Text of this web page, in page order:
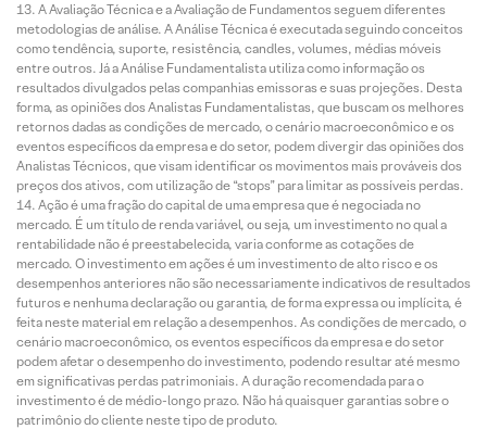
A Avaliação Técnica e a Avaliação de Fundamentos seguem diferentes
metodologias de análise. A Análise Técnica é executada seguindo conceitos
como tendência, suporte, resistência, candles, volumes, médias móveis
entre outros. Já a Análise Fundamentalista utiliza como informação os
resultados divulgados pelas companhias emissoras e suas projeções. Desta
forma, as opiniões dos Analistas Fundamentalistas, que buscam os melhores
retornos dadas as condições de mercado, o cenário macroeconômico e os
eventos específicos da empresa e do setor, podem divergir das opiniões dos
Analistas Técnicos, que visam identificar os movimentos mais prováveis dos
preços dos ativos, com utilização de “stops” para limitar as possíveis perdas.
Ação é uma fração do capital de uma empresa que é negociada no
mercado. É um título de renda variável, ou seja, um investimento no qual a
rentabilidade não é preestabelecida, varia conforme as cotações de
mercado. O investimento em ações é um investimento de alto risco e os
desempenhos anteriores não são necessariamente indicativos de resultados
futuros e nenhuma declaração ou garantia, de forma expressa ou implícita, é
feita neste material em relação a desempenhos. As condições de mercado, o
cenário macroeconômico, os eventos específicos da empresa e do setor
podem afetar o desempenho do investimento, podendo resultar até mesmo
em significativas perdas patrimoniais. A duração recomendada para o
investimento é de médio-longo prazo. Não há quaisquer garantias sobre o
patrimônio do cliente neste tipo de produto.